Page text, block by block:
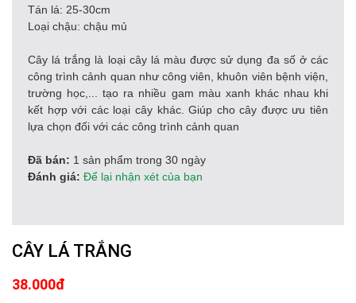
Tán lá: 25-30cm
Loại chậu: chậu mủ
Cây lá trắng là loại cây lá màu được sử dụng đa số ở các
công trình cảnh quan như công viên, khuôn viên bệnh viện,
trường học,... tạo ra nhiều gam màu xanh khác nhau khi
kết hợp với các loại cây khác. Giúp cho cây được ưu tiên
lựa chọn đối với các công trình cảnh quan
Đã bán: 1 sản phẩm trong 30 ngày
Đánh giá: Để lại nhận xét của bạn
CÂY LÁ TRẮNG
38.000đ